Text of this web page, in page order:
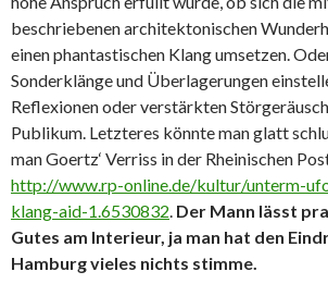
beschriebenen architektonischen
einen phantastischen Klang umsetzen.
Sonderklänge und Überlagerungen
Reflexionen oder verstärkten
Publikum. Letzteres könnte man glatt
man Goertz‘ Verriss in der Rheinischen
http://www.rp-online.de/kultur/unterm-
klang-aid-1.6530832. Der Mann lässt
Gutes am Interieur, ja man hat den
Hamburg vieles nichts stimme.